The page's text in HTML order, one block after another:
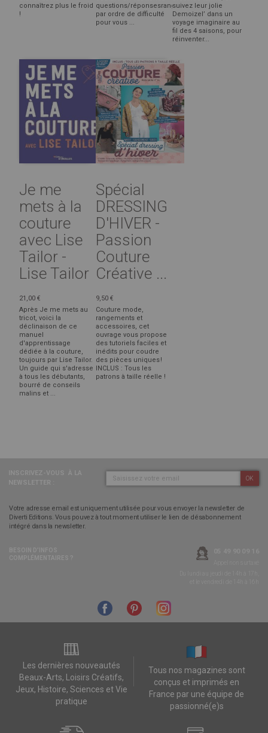
connaîtrez plus le froid
!
questions/réponsesrangées
par ordre de difficulté
pour vous ...
suivez leur jolie
Demoizel’ dans un
voyage imaginaire au
fil des 4 saisons, pour
réinventer...
Je me
mets à la
couture
avec Lise
Tailor -
Lise Tailor
21,00 €
Après Je me mets au
tricot, voici la
déclinaison de ce
manuel
d'apprentissage
dédiée à la couture,
toujours par Lise Tailor.
Un guide qui s'adresse
à tous les débutants,
bourré de conseils
malins et ...
Spécial
DRESSING
D'HIVER -
Passion
Couture
Créative ...
9,50 €
Couture mode,
rangements et
accessoires, cet
ouvrage vous propose
des tutoriels faciles et
inédits pour coudre
des pièces uniques !
INCLUS : Tous les
patrons à taille réelle !
OK
Votre adresse email est uniquement utilisée pour vous envoyer la newsletter de
Diverti Editions. Vous pouvez à tout moment utiliser le lien de désabonnement
intégré dans la newsletter.
Les dernières nouveautés
Beaux-Arts, Loisirs Créatifs,
Jeux, Histoire, Sciences et Vie
pratique
Tous nos magazines sont
conçus et imprimés en
France par une équipe de
passionné(e)s